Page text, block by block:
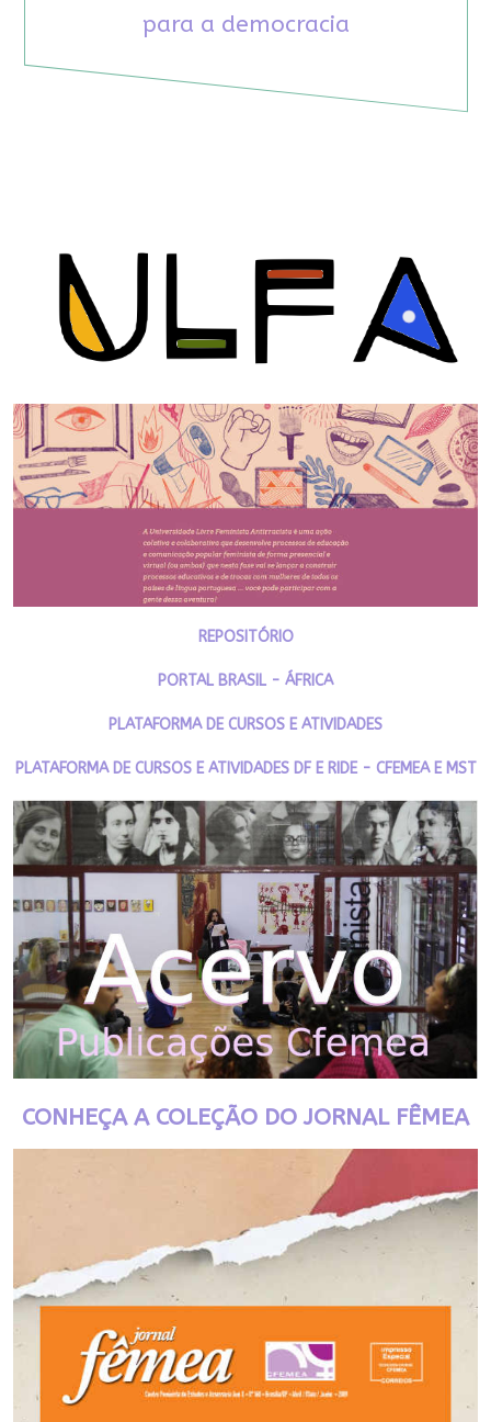
para a democracia
REPOSITÓRIO
PORTAL BRASIL - ÁFRICA
PLATAFORMA DE CURSOS E ATIVIDADES
PLATAFORMA DE CURSOS E ATIVIDADES DF E RIDE - CFEMEA E MST
CONHEÇA A COLEÇÃO DO JORNAL FÊMEA